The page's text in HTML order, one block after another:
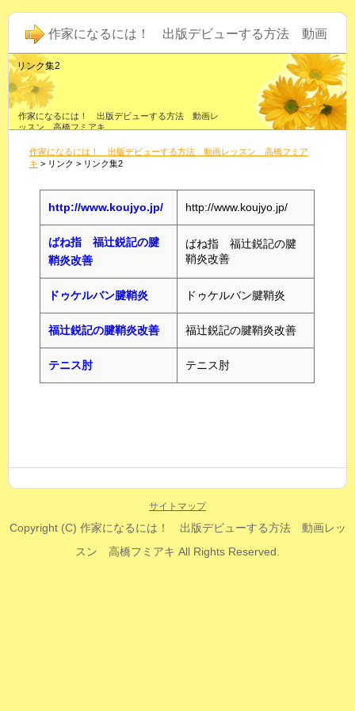
作家になるには！ 出版デビューする方法 動画
レッスン 高橋フミアキ
リンク集2
作家になるには！ 出版デビューする方法 動画レ
ッスン 高橋フミアキ
本を出版するにあたり、書籍の企画を考えたり、１
冊分の原稿が書けるかどうか？
出版社とのコネをどうするのか、出版デビューをす
出版デビューする方法 動画レッスンは、作家にな
りたいあなたの悩みが一気に吹き飛んでいきます。
作家になるには！ 出版デビューする方法 動画レッスン 高橋フミア
キ > リンク > リンク集2
http://www.koujyo.jp/ http://www.koujyo.jp/
ばね指 福辻鋭記の腱
鞘炎改善
ばね指 福辻鋭記の腱
鞘炎改善
ドゥケルバン腱鞘炎 ドゥケルバン腱鞘炎
福辻鋭記の腱鞘炎改善 福辻鋭記の腱鞘炎改善
テニス肘 テニス肘
サイトマップ
Copyright (C) 作家になるには！ 出版デビューする方法 動画レッ
スン 高橋フミアキ All Rights Reserved.